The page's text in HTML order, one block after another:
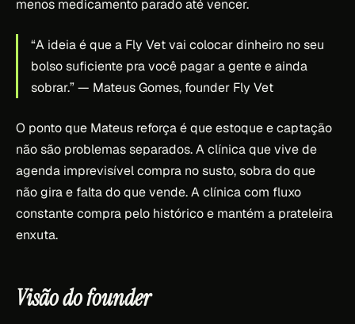
menos medicamento parado até vencer.
“A ideia é que a Fly Vet vai colocar dinheiro no seu
bolso suficiente pra você pagar a gente e ainda
sobrar.”— Mateus Gomes, founder Fly Vet
O ponto que Mateus reforça é que estoque e captação
não são problemas separados. A clínica que vive de
agenda imprevisível compra no susto, sobra do que
não gira e falta do que vende. A clínica com fluxo
constante compra pelo histórico e mantém a prateleira
enxuta.
Visão do founder